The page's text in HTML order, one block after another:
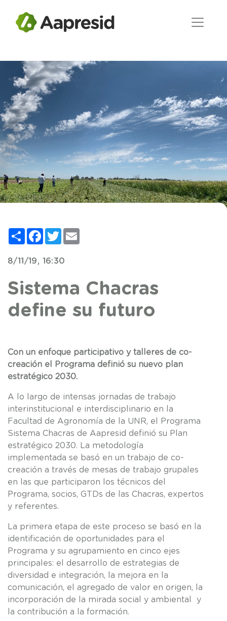
Compartir
Facebook
Twitter
8/11/19, 16:30
Sistema Chacras
define su futuro
Con un enfoque participativo y talleres de co-
creación el Programa definió su nuevo plan
estratégico 2030.
A lo largo de intensas jornadas de tra bajo
interinstitucional e interdisciplinario en la
Facultad de Agronomía de la UNR, el Programa
Sistema Chacras de Aapresid definió su Plan
estratégico 2030. La metodología
implementada se basó en un trabajo de co-
creación a través de mesas de trabajo grupales
en las que participaron los técnicos del
Programa, socios, GTDs de las Chacras, expertos
y referentes.
La primera etapa de este proceso se basó en la
identificación de oportunidades para el
Programa y su agrupamiento en cinco ejes
principales: el desarrollo de estrategias de
diversidad e integración, la mejora en la
comunicación, el agregado de valor en origen, la
incorporación de la mirada social y ambiental y
la contribución a la formación.